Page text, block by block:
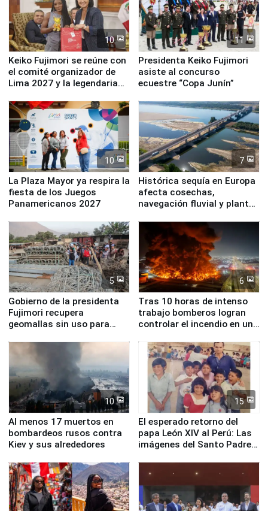
10
Keiko Fujimori se reúne con
el comité organizador de
Lima 2027 y la legendaria
11
Presidenta Keiko Fujimori
asiste al concurso
ecuestre “Copa Junín”
10
La Plaza Mayor ya respira la
fiesta de los Juegos
Panamericanos 2027
7
Histórica sequía en Europa
afecta cosechas,
navegación fluvial y plantas
5
Gobierno de la presidenta
Fujimori recupera
geomallas sin uso para
Fenómeno El Niño
6
Tras 10 horas de intenso
trabajo bomberos logran
controlar el incendio en una
de Chile
10
Al menos 17 muertos en
bombardeos rusos contra
Kiev y sus alrededores
15
El esperado retorno del
papa León XIV al Perú: Las
imágenes del Santo Padre